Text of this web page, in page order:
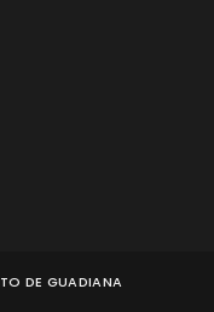
DE GUADIANA